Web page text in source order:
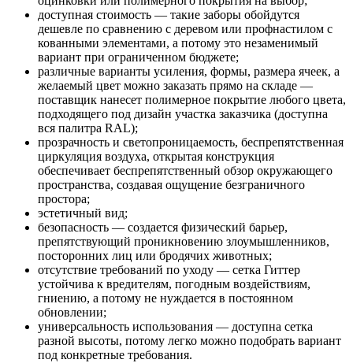
доступная стоимость — такие заборы обойдутся
дешевле по сравнению с деревом или профнастилом с
кованными элементами, а потому это незаменимый
вариант при ограниченном бюджете;
различные варианты усиления, формы, размера ячеек, а
желаемый цвет можно заказать прямо на складе —
поставщик нанесет полимерное покрытие любого цвета,
подходящего под дизайн участка заказчика (доступна
вся палитра RAL);
прозрачность и светопроницаемость, беспрепятственная
циркуляция воздуха, открытая конструкция
обеспечивает беспрепятственный обзор окружающего
пространства, создавая ощущение безграничного
простора;
эстетичный вид;
безопасность — создается физический барьер,
препятствующий проникновению злоумышленников,
посторонних лиц или бродячих животных;
отсутствие требований по уходу — сетка Гиттер
устойчива к вредителям, погодным воздействиям,
гниению, а потому не нуждается в постоянном
обновлении;
универсальность использования — доступна сетка
разной высоты, потому легко можно подобрать вариант
под конкретные требования.